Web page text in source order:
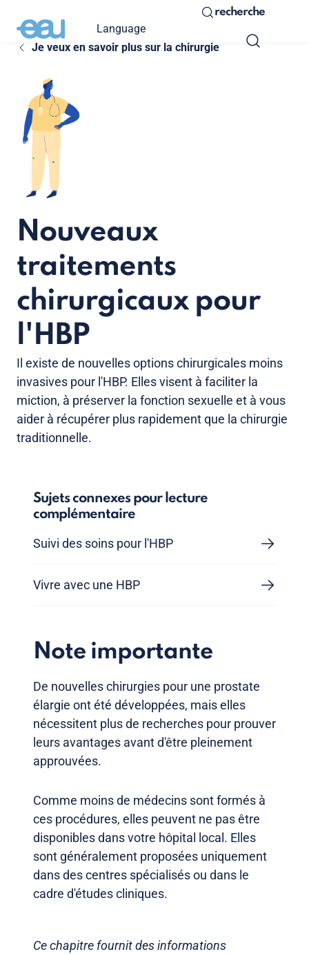
Language
recherche
Je veux en savoir plus sur la chirurgie
Nouveaux
traitements
chirurgicaux pour
l'HBP
Il existe de nouvelles options chirurgicales moins
invasives pour l'HBP. Elles visent à faciliter la
miction, à préserver la fonction sexuelle et à vous
aider à récupérer plus rapidement que la chirurgie
traditionnelle.
Sujets connexes pour lecture
complémentaire
Suivi des soins pour l'HBP
Vivre avec une HBP
Note importante
De nouvelles chirurgies pour une prostate
élargie ont été développées, mais elles
nécessitent plus de recherches pour prouver
leurs avantages avant d'être pleinement
approuvées.
Comme moins de médecins sont formés à
ces procédures, elles peuvent ne pas être
disponibles dans votre hôpital local. Elles
sont généralement proposées uniquement
dans des centres spécialisés ou dans le
cadre d'études cliniques.
Ce chapitre fournit des informations